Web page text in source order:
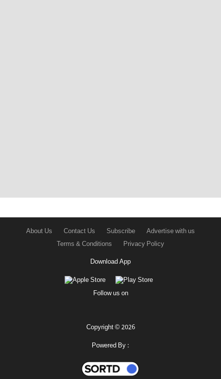
About Us Contact Us Subscribe
Advertise with us
Terms & Conditions
Privacy Policy
Download App
Follow us on
Copyright © 2026
Powered By :